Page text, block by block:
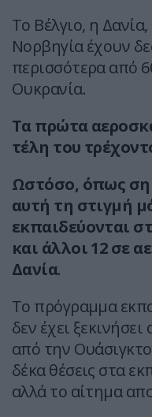
Το Βέλγιο, η
Νορβηγία έχουν
περισσότερα από
Ουκρανία.
Τα πρώτα
τέλη του
Ωστόσο, όπως
αυτή τη στιγμή
εκπαιδεύονται
και άλλοι 12 σε
Δανία.
Το πρόγραμμα
δεν έχει
από την
δέκα θέσεις στα
αλλά το αίτημα